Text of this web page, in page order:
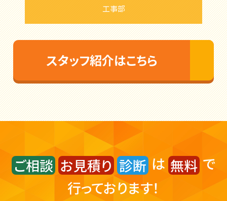
工事部
スタッフ紹介はこちら
ご相談 お見積り 診断 は 無料 で
行っております！